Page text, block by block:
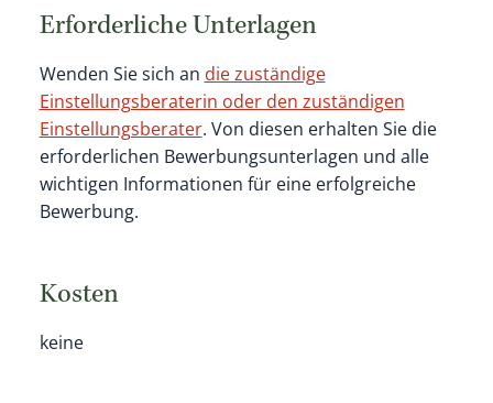
Erforderliche Unterlagen
Wenden Sie sich an die zuständige
Einstellungsberaterin oder den zuständigen
Einstellungsberater. Von diesen erhalten Sie die
erforderlichen Bewerbungsunterlagen und alle
wichtigen Informationen für eine erfolgreiche
Bewerbung.
Kosten
keine